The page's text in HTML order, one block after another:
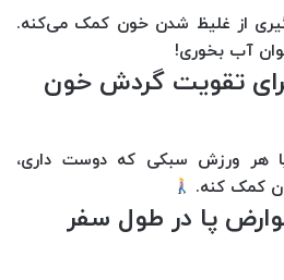
از غلیظ شدن خون کمک می‌کنه.
تقویت گردش خون
یا هر ورزش سبکی که دوست داری،
کمک کنه.
پا در طول سفر